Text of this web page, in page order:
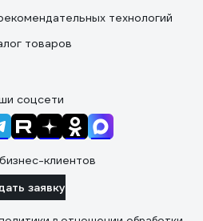
технологий
товаров
соцсети
клиентов
заявку